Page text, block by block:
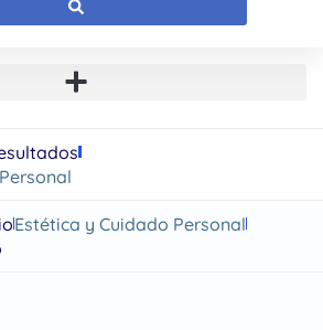
Estética y Cuidado Personal